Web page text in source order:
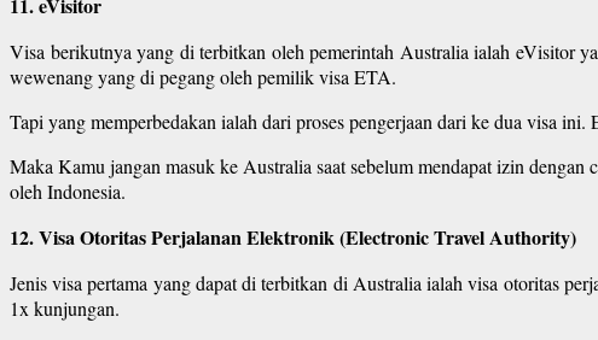
Visa berikutnya yang di terbitkan oleh pemerintah Australia ialah eVisitor
wewenang yang di pegang oleh pemilik visa ETA.
Tapi yang memperbedakan ialah dari proses pengerjaan dari ke dua visa
Maka Kamu jangan masuk ke Australia saat sebelum mendapat izin
oleh Indonesia.
12. Visa Otoritas Perjalanan Elektronik (Electronic Travel Authority)
Jenis visa pertama yang dapat di terbitkan di Australia ialah visa otoritas
1x kunjungan.